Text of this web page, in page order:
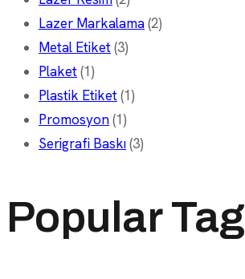
Lazer Markalama(2)
Metal Etiket(3)
Plaket(1)
Plastik Etiket(1)
Promosyon(1)
Serigrafi Baskı(3)
Popular